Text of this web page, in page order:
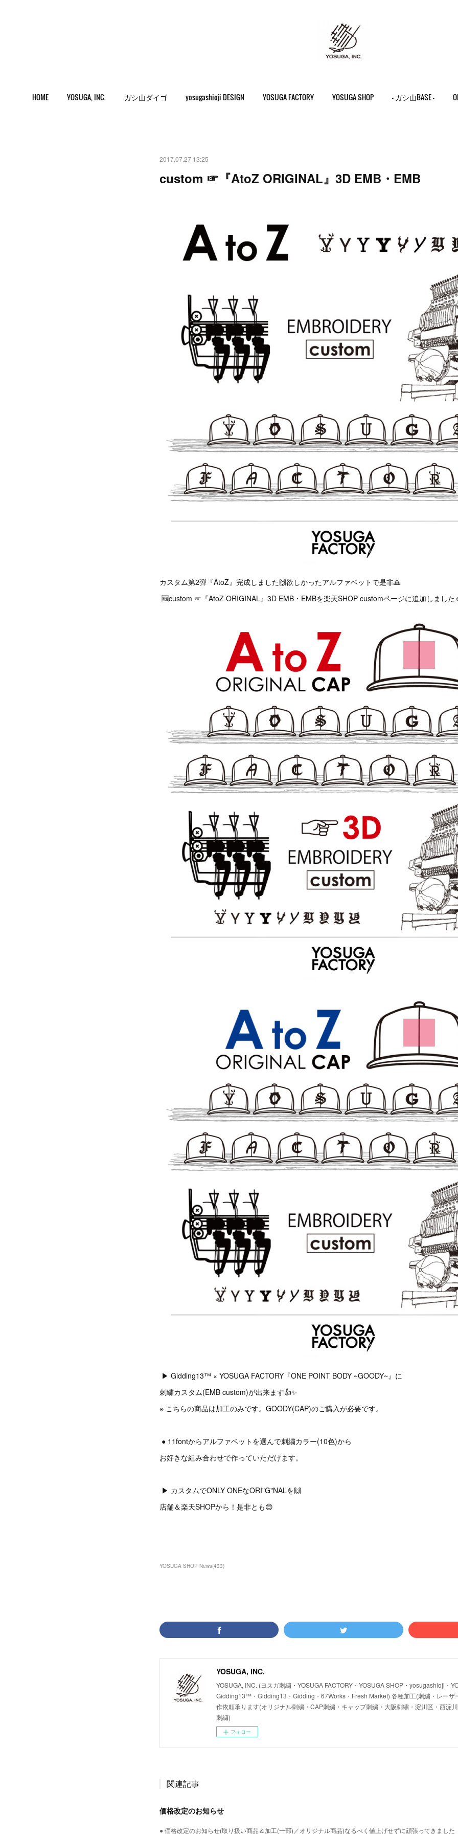
HOME YOSUGA, INC. ガシ山ダイゴ yosugashioji DESIGN YOSUGA FACTORY YOSUGA SHOP - ガシ山BASE -
2017.07.27 13:25
custom ☞『AtoZ ORIGINAL』3D EMB・EMB
カスタム第2弾『AtoZ』完成しました🙌欲しかったアルファベットで是非🙏
🆕custom ☞『AtoZ ORIGINAL』3D EMB・EMBを楽天SHOP customページに追加しまし
▶︎ Gidding13™ × YOSUGA FACTORY『ONE POINT BODY ~GOODY~』に
刺繍カスタム(EMB custom)が出来ます👍✨
※ こちらの商品は加工のみです。GOODY(CAP)のご購入が必要です。
● 11fontからアルファベットを選んで刺繍カラー(10色)から
お好きな組み合わせで作っていただけます。
▶︎ カスタムでONLY ONEなORI"G"NALを🙌
店舗＆楽天SHOPから！是非とも😊
YOSUGA SHOP News(433)
YOSUGA, INC.
YOSUGA, INC. (ヨスガ刺繍・YOSUGA FACTORY・YOSUGA SHOP・yosugashioji・
Gidding13™・Gidding13・Gidding・67Works・Fresh Market) 各種加工(刺繍・レーザ
作依頼承ります(オリジナル刺繍・CAP刺繍・キャップ刺繍・大阪刺繍・淀川区・西淀
刺繍)
フォロー
関連記事
価格改定のお知らせ
● 価格改定のお知らせ(取り扱い商品＆加工(一部)／オリジナル商品)なるべく値上げせずに頑張ってきました